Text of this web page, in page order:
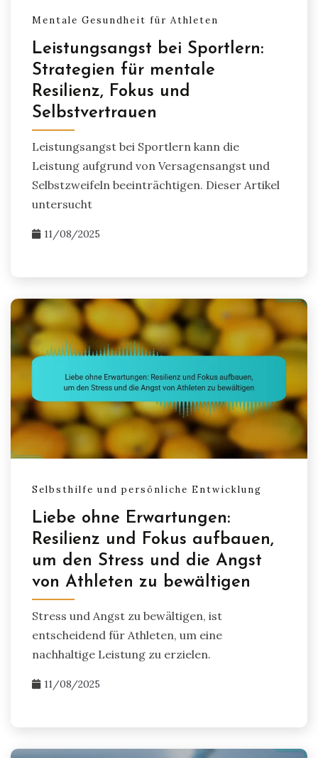
Mentale Gesundheit für Athleten
Leistungsangst bei Sportlern:
Strategien für mentale
Resilienz, Fokus und
Selbstvertrauen
Leistungsangst bei Sportlern kann die
Leistung aufgrund von Versagensangst und
Selbstzweifeln beeinträchtigen. Dieser Artikel
untersucht
11/08/2025
Selbsthilfe und persönliche Entwicklung
Liebe ohne Erwartungen:
Resilienz und Fokus aufbauen,
um den Stress und die Angst
von Athleten zu bewältigen
Stress und Angst zu bewältigen, ist
entscheidend für Athleten, um eine
nachhaltige Leistung zu erzielen.
11/08/2025